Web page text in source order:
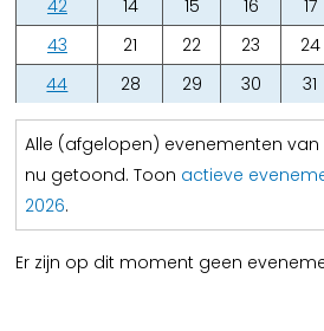
42
14 15 16 17
43
21 22 23 24
44
28 29 30 31
Alle (afgelopen) evenementen
nu getoond. Toon actieve
2026.
Er zijn op dit moment geen